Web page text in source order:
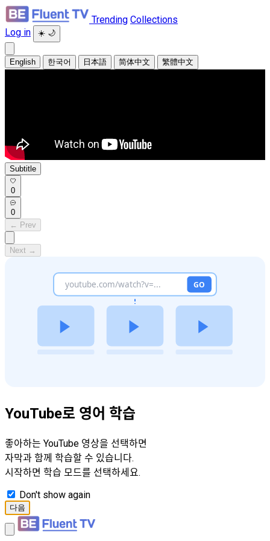
Trending Collections
Log in
☀️ 🌙
English 한국어 日本語 简体中文 繁體中文
Subtitle
0
0
← Prev
Next →
YouTube로 영어 학습
좋아하는 YouTube 영상을 선택하면
자막과 함께 학습할 수 있습니다.
시작하면 학습 모드를 선택하세요.
Don't show again
다음